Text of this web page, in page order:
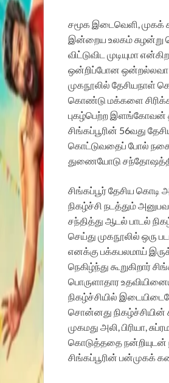
சமூக இடைவெளி, முகக்
இன்றைய உலகம் சுழன்று
விட்டுவிட முடியுமா
ஒன்றிப்போன ஒன்றல்லவா
முகநூலில் தேசியநாள்
கொண்டு மக்களை சிரிக்க
புகழ்பெற்ற இளங்கோவன்
சிங்கப்பூரின் 56வது
கொட்டுவதைப் போல்
துணையோடு
சிங்கப்பூர் தேசிய
நிகழ்ச்சி நடத்தும்
சந்தித்து ஆடல் பாடல்
செய்து முகநூலில் ஒரு
எனக்கு பக்கபலமாய்
நெகிழ்ந்து
பொருளாதார
நிகழ்ச்சியில்
சொன்னது நிகழ்ச்சியின்
முகமது அலி, பிரியா,
கொடுத்ததை நன்றியுடன்
சிங்கப்பூரின்